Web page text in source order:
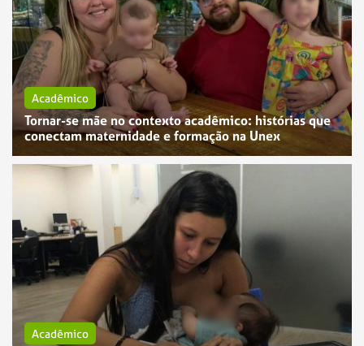
Acadêmico
Tornar-se mãe no contexto acadêmico: histórias que
conectam maternidade e formação na Unex
Acadêmico